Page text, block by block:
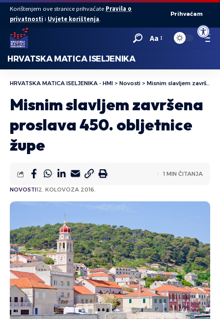
Open
Korištenjem ove stranice prihvaćate Pravila o
privatnosti i Uvjete korištenja.
Prihvaćam
Aa
HRVATSKA MATICA ISELJENIKA
HRVATSKA MATICA ISELJENIKA - HMI > Novosti > Misnim slavljem završena proslava 450. obljetnice župe
Misnim slavljem završena
proslava 450. obljetnice
župe
NOVOSTI12. KOLOVOZA 2016.
1 MIN ČITANJA